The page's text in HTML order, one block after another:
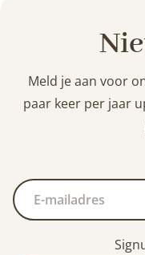
Meld je aan voor
paar keer per jaar